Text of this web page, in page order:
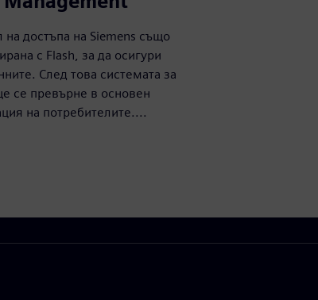
на достъпа на Siemens също
с Flash, за да осигури
След това системата за
се превърне в основен
на потребителите....